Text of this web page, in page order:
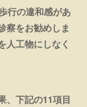
行の違和感があ
察をお勧めしま
人工物にしなく
、下記の11項目